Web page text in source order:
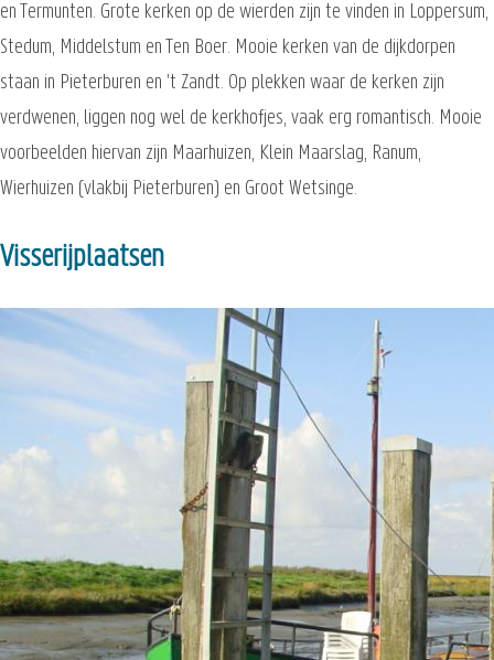
en Termunten. Grote kerken op de wierden zijn te vinden in Loppersum,
Stedum, Middelstum en Ten Boer. Mooie kerken van de dijkdorpen
staan in Pieterburen en 't Zandt. Op plekken waar de kerken zijn
verdwenen, liggen nog wel de kerkhofjes, vaak erg romantisch. Mooie
voorbeelden hiervan zijn Maarhuizen, Klein Maarslag, Ranum,
Wierhuizen (vlakbij Pieterburen) en Groot Wetsinge.
Visserijplaatsen